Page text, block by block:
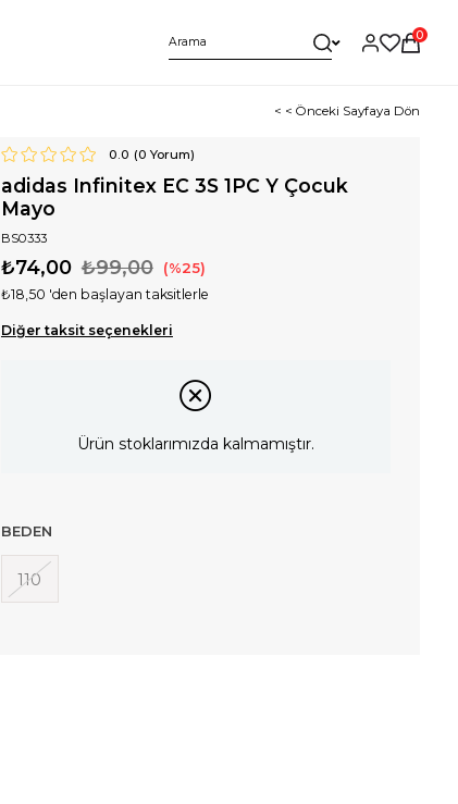
0
< < Önceki Sayfaya Dön
0.0 (0 Yorum)
adidas Infinitex EC 3S 1PC Y Çocuk
Mayo
BS0333
₺99,00
₺74,00 25
₺18,50 'den başlayan taksitlerle
Diğer taksit seçenekleri
Ürün stoklarımızda kalmamıştır.
BEDEN
110